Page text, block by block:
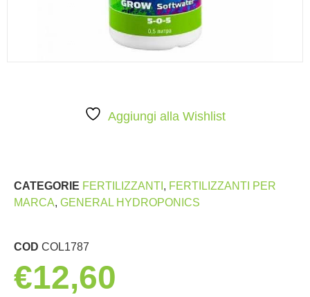
Aggiungi alla Wishlist
CATEGORIE FERTILIZZANTI , FERTILIZZANTI PER
MARCA, GENERAL HYDROPONICS
COD COL1787
€12,60